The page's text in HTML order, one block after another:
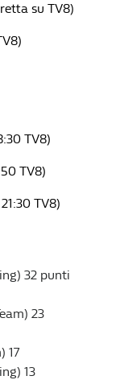
su TV8)
TV8)
TV8)
TV8)
32 punti
23
17
13